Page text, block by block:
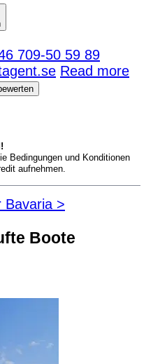
709-50 59 89
Read more
Bedingungen und Konditionen
aufnehmen.
Bavaria >
Boote